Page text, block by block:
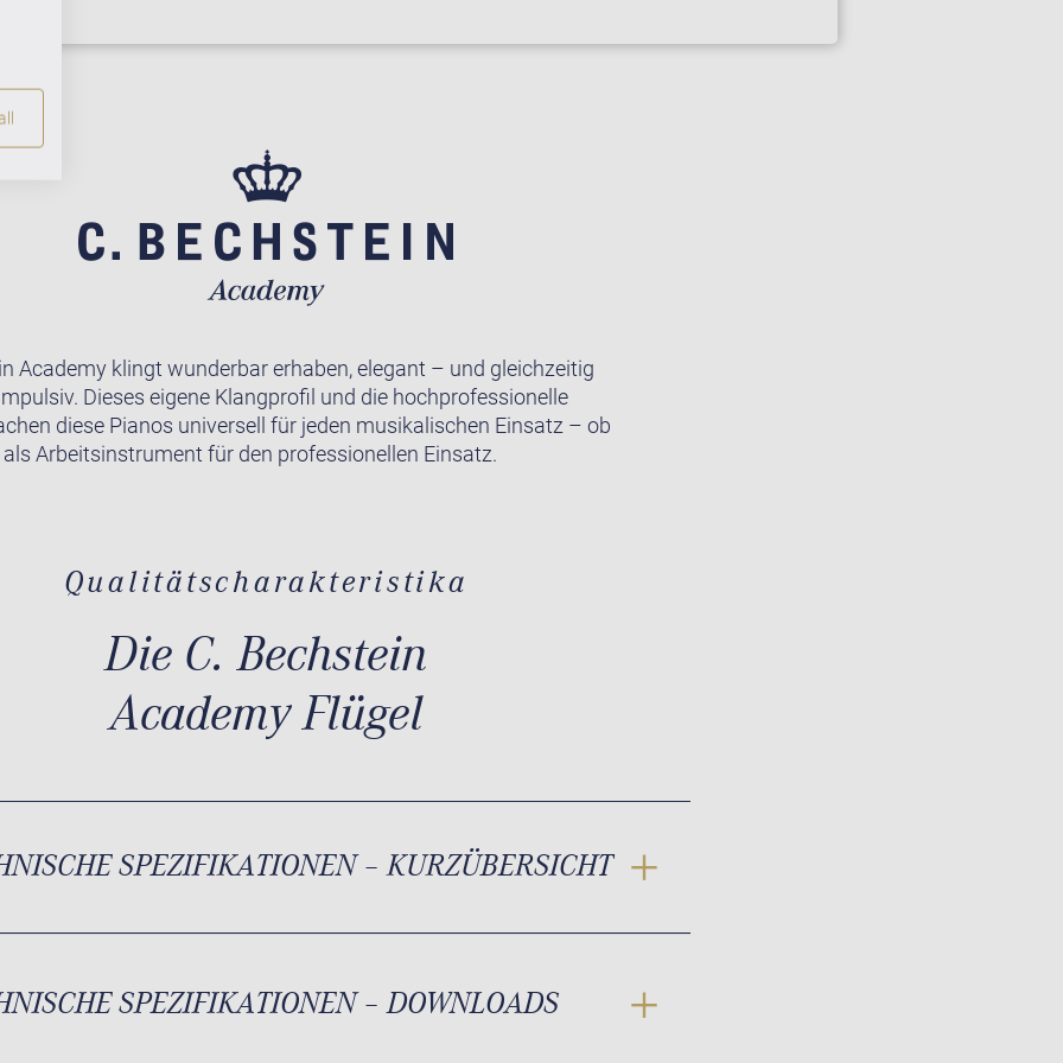
Academy klingt wunderbar erhaben, elegant – und gleichzeitig
Dieses eigene Klangprofil und die hochprofessionelle
diese Pianos universell für jeden musikalischen Einsatz – ob
Arbeitsinstrument für den professionellen Einsatz.
Qualitätscharakteristika
Die C. Bechstein
Academy Flügel
SPEZIFIKATIONEN – KURZÜBERSICHT
SPEZIFIKATIONEN – DOWNLOADS